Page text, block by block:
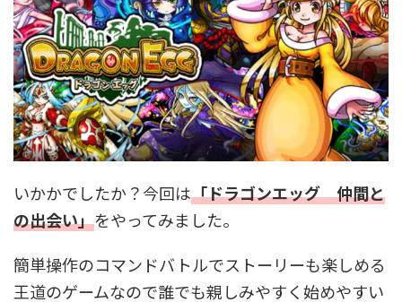
いかかでしたか？今回は「ドラゴンエッグ 仲間と
の出会い」をやってみました。
簡単操作のコマンドバトルでストーリーも楽しめる
王道のゲームなので誰でも親しみやすく始めやすい